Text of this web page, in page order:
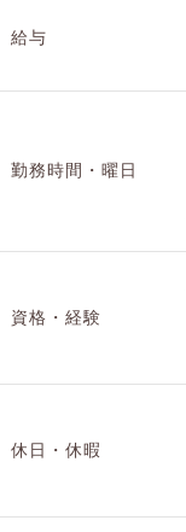
給与
勤務時間・曜日
資格・経験
休日・休暇